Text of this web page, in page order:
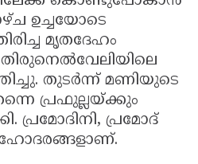
ഉച്ചയോടെ
മൃതദേഹം
തുടർന്ന് മണിയുടെ
പ്രഫുല്ലയ്ക്കും
പ്രമോദിനി, പ്രമോദ്